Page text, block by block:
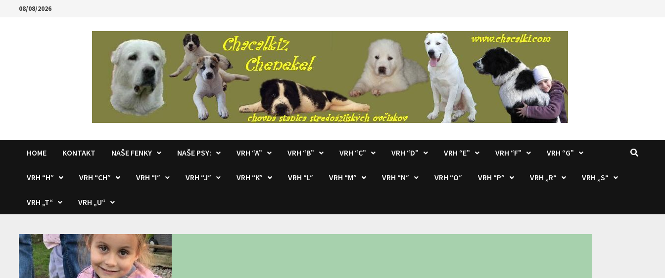
08/08/2026
HOME KONTAKT NAŠE FENKY NAŠE PSY: VRH “A” VRH “B” VRH “C” VRH “D” VRH “E” VRH “F” VRH “G”
VRH “H” VRH “CH” VRH “I” VRH “J” VRH “K” VRH “L” VRH “M” VRH “N” VRH “O” VRH “P” VRH „R“ VRH „S“
VRH „T“ VRH „U“